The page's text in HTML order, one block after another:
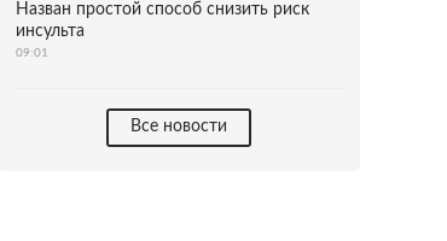
Назван простой способ снизить риск
инсульта
09:01
Все новости